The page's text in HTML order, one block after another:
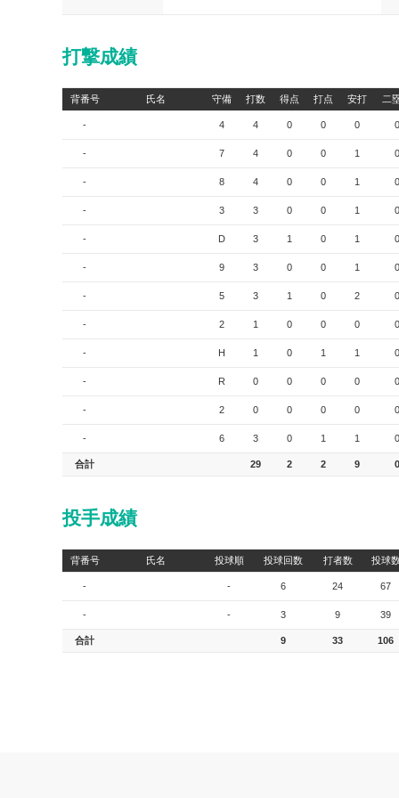
打撃成績
背番号 氏名 守備 打数 得点 打点 安打 二
- 4 4 0 0 0 0
- 7 4 0 0 1 0
- 8 4 0 0 1 0
- 3 3 0 0 1 0
- D 3 1 0 1 0
- 9 3 0 0 1 0
- 5 3 1 0 2 0
- 2 1 0 0 0 0
- H 1 0 1 1 0
- R 0 0 0 0 0
- 2 0 0 0 0 0
- 6 3 0 1 1 0
合計 29 2 2 9 0
投手成績
背番号 氏名 投球順 投球回数 打者数 投球
- - 6 24 67
- - 3 9 39
合計 9 33 106